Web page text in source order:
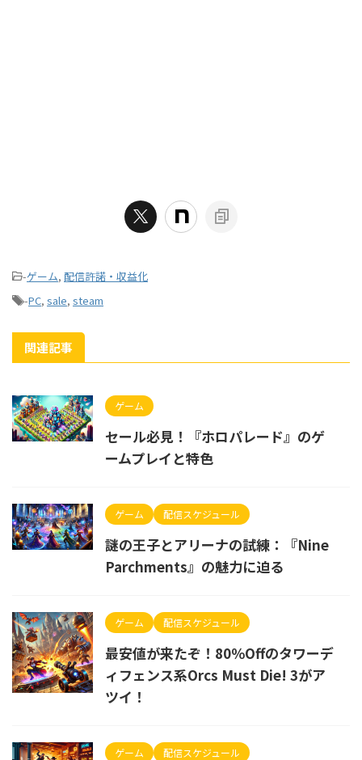
-ゲーム, 配信許諾・収益化
-PC, sale, steam
関連記事
ゲーム
セール必見！『ホロパレード』のゲ
ームプレイと特色
ゲーム 配信スケジュール
謎の王子とアリーナの試練：『Nine
Parchments』の魅力に迫る
ゲーム 配信スケジュール
最安値が来たぞ！80％Offのタワーデ
ィフェンス系Orcs Must Die! 3がア
ツイ！
ゲーム 配信スケジュール